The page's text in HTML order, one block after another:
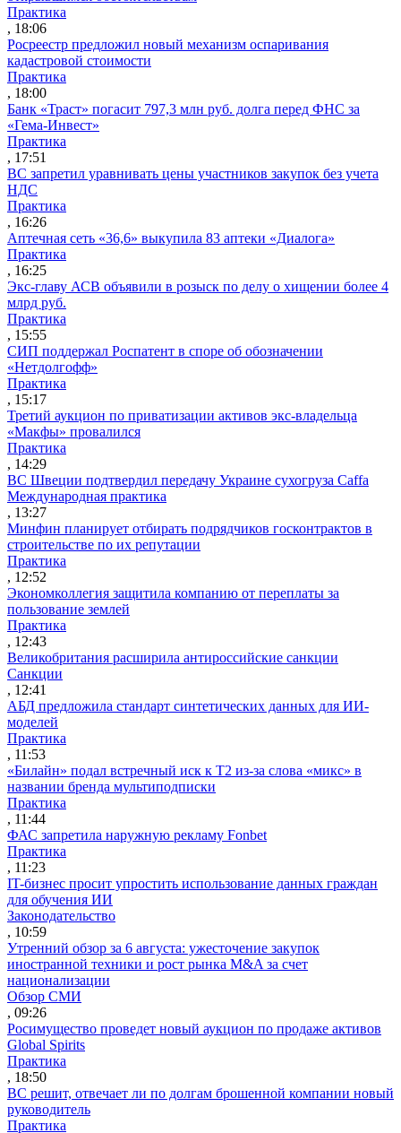
Практика
, 18:06
Росреестр предложил новый механизм оспаривания
кадастровой стоимости
Практика
, 18:00
Банк «Траст» погасит 797,3 млн руб. долга перед ФНС за
«Гема-Инвест»
Практика
, 17:51
ВС запретил уравнивать цены участников закупок без учета
НДС
Практика
, 16:26
Аптечная сеть «36,6» выкупила 83 аптеки «Диалога»
Практика
, 16:25
Экс-главу АСВ объявили в розыск по делу о хищении более 4
млрд руб.
Практика
, 15:55
СИП поддержал Роспатент в споре об обозначении
«Нетдолгофф»
Практика
, 15:17
Третий аукцион по приватизации активов экс-владельца
«Макфы» провалился
Практика
, 14:29
ВС Швеции подтвердил передачу Украине сухогруза Caffa
Международная практика
, 13:27
Минфин планирует отбирать подрядчиков госконтрактов в
строительстве по их репутации
Практика
, 12:52
Экономколлегия защитила компанию от переплаты за
пользование землей
Практика
, 12:43
Великобритания расширила антироссийские санкции
Санкции
, 12:41
АБД предложила стандарт синтетических данных для ИИ-
моделей
Практика
, 11:53
«Билайн» подал встречный иск к Т2 из-за слова «микс» в
названии бренда мультиподписки
Практика
, 11:44
ФАС запретила наружную рекламу Fonbet
Практика
, 11:23
IT-бизнес просит упростить использование данных граждан
для обучения ИИ
Законодательство
, 10:59
Утренний обзор за 6 августа: ужесточение закупок
иностранной техники и рост рынка M&A за счет
национализации
Обзор СМИ
, 09:26
Росимущество проведет новый аукцион по продаже активов
Global Spirits
Практика
, 18:50
ВС решит, отвечает ли по долгам брошенной компании новый
руководитель
Практика